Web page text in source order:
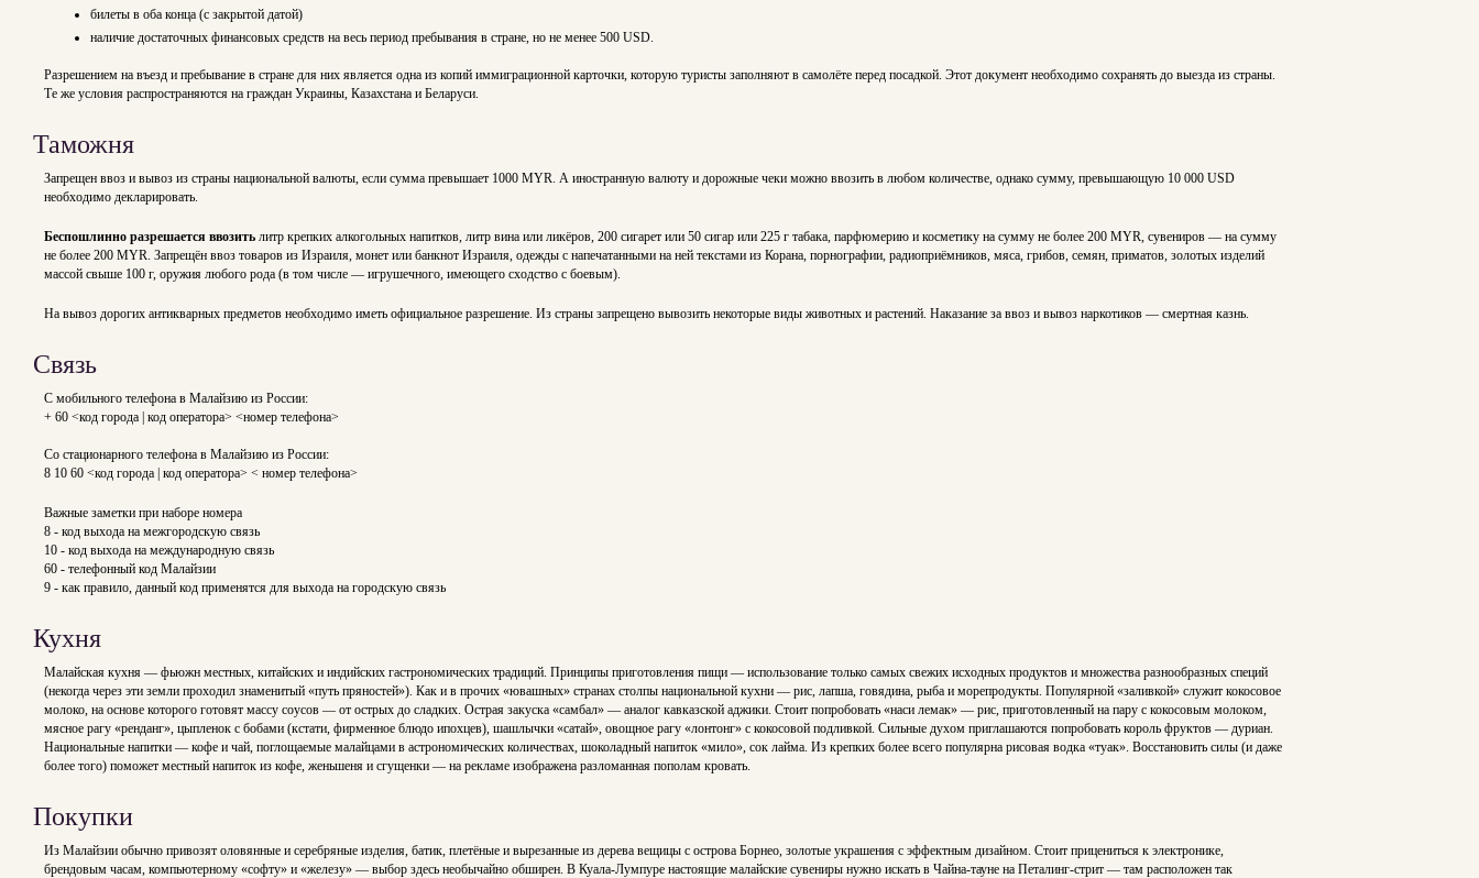
билеты в оба конца (с закрытой датой)
наличие достаточных финансовых средств на весь период пребывания в стране, но не менее 500 USD.
Разрешением на въезд и пребывание в стране для них является одна из копий иммиграционной карточки, которую туристы заполняют в самолёте перед посадкой. Этот документ необходимо сохранять до выезда из страны.
Те же условия распространяются на граждан Украины, Казахстана и Беларуси.
Таможня
Запрещен ввоз и вывоз из страны национальной валюты, если сумма превышает 1000 MYR. А иностранную валюту и дорожные чеки можно ввозить в любом количестве, однако сумму, превышающую 10 000 USD
необходимо декларировать.
Беспошлинно разрешается ввозить литр крепких алкогольных напитков, литр вина или ликёров, 200 сигарет или 50 сигар или 225 г табака, парфюмерию и косметику на сумму не более 200 MYR, сувениров — на сумму
не более 200 MYR. Запрещён ввоз товаров из Израиля, монет или банкнот Израиля, одежды с напечатанными на ней текстами из Корана, порнографии, радиоприёмников, мяса, грибов, семян, приматов, золотых изделий
массой свыше 100 г, оружия любого рода (в том числе — игрушечного, имеющего сходство с боевым).
На вывоз дорогих антикварных предметов необходимо иметь официальное разрешение. Из страны запрещено вывозить некоторые виды животных и растений. Наказание за ввоз и вывоз наркотиков — смертная казнь.
Связь
C мобильного телефона в Малайзию из России:
+ 60 <код города | код оператора> <номер телефона>
Со стационарного телефона в Малайзию из России:
8 10 60 <код города | код оператора> < номер телефона>
Важные заметки при наборе номера
8 - код выхода на межгородскую связь
10 - код выхода на международную связь
60 - телефонный код Малайзии
9 - как правило, данный код применятся для выхода на городскую связь
Кухня
Малайская кухня — фьюжн местных, китайских и индийских гастрономических традиций. Принципы приготовления пищи — использование только самых свежих исходных продуктов и множества разнообразных специй
(некогда через эти земли проходил знаменитый «путь пряностей»). Как и в прочих «ювашных» странах столпы национальной кухни — рис, лапша, говядина, рыба и морепродукты. Популярной «заливкой» служит кокосовое
молоко, на основе которого готовят массу соусов — от острых до сладких. Острая закуска «самбал» — аналог кавказской аджики. Стоит попробовать «наси лемак» — рис, приготовленный на пару с кокосовым молоком,
мясное рагу «ренданг», цыпленок с бобами (кстати, фирменное блюдо ипохцев), шашлычки «сатай», овощное рагу «лонтонг» с кокосовой подливкой. Сильные духом приглашаются попробовать король фруктов — дуриан.
Национальные напитки — кофе и чай, поглощаемые малайцами в астрономических количествах, шоколадный напиток «мило», сок лайма. Из крепких более всего популярна рисовая водка «туак». Восстановить силы (и даже
более того) поможет местный напиток из кофе, женьшеня и сгущенки — на рекламе изображена разломанная пополам кровать.
Покупки
Из Малайзии обычно привозят оловянные и серебряные изделия, батик, плетёные и вырезанные из дерева вещицы с острова Борнео, золотые украшения с эффектным дизайном. Стоит прицениться к электронике,
брендовым часам, компьютерному «софту» и «железу» — выбор здесь необычайно обширен. В Куала-Лумпуре настоящие малайские сувениры нужно искать в Чайна-тауне на Петалинг-стрит — там расположен так